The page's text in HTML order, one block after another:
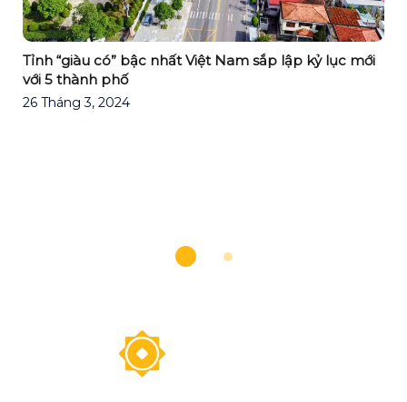
Tỉnh “giàu có” bậc nhất Việt Nam sắp lập kỷ lục mới
với 5 thành phố
26 Tháng 3, 2024